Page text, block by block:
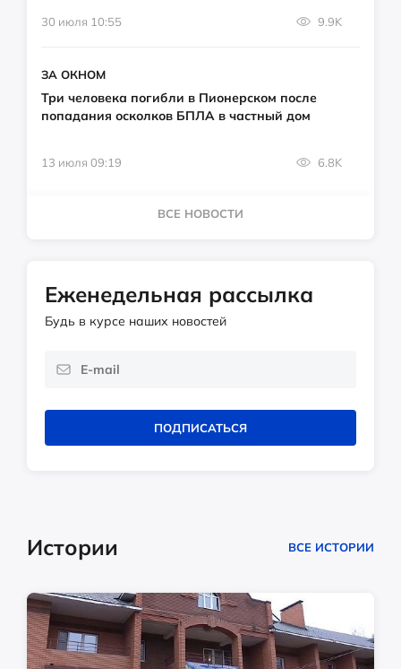
30 июля 10:55 9.9K
ЗА ОКНОМ
Три человека погибли в Пионерском после
попадания осколков БПЛА в частный дом
13 июля 09:19 6.8K
ВСЕ НОВОСТИ
Еженедельная рассылка
Будь в курсе наших новостей
ПОДПИСАТЬСЯ
Истории ВСЕ ИСТОРИИ